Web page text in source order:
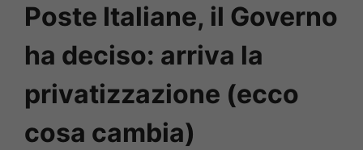
Poste Italiane, il Governo
ha deciso: arriva la
privatizzazione (ecco
cosa cambia)